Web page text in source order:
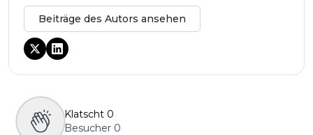
Beiträge des Autors ansehen
Klatscht 0
Besucher 0